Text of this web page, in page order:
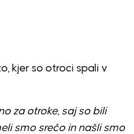
kjer so otroci spali v
za otroke, saj so bili
smo srečo in našli smo